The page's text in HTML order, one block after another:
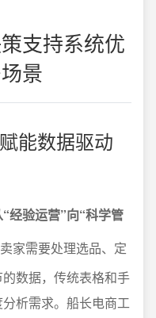
支持系统优
景
能数据驱动
经验运营”向“科学管
家需要处理选品、定
数据，传统表格和手
析需求。船长电商工